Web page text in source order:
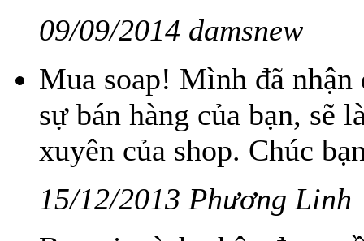
09/09/2014 damsnew
Mua soap! Mình đã
sự bán hàng của bạn, sẽ
xuyên của shop. Chúc
15/12/2013 Phương Linh